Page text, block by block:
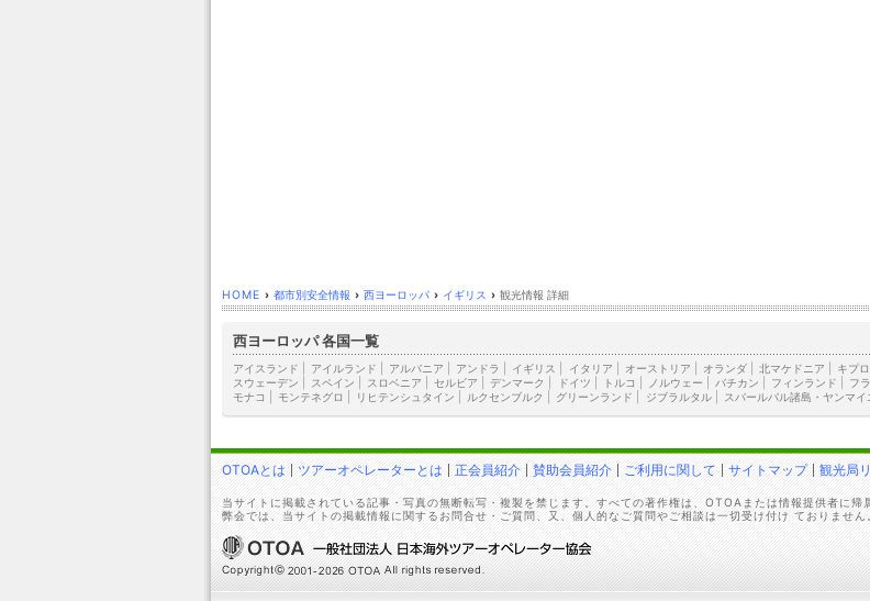
HOME › 都市別安全情報 › 西ヨーロッパ › イギリス › 観光情報 詳細
西ヨーロッパ 各国一覧
アイスランド アイルランド アルバニア アンドラ イギリス イタリア オーストリア オランダ| 北マケドニア キプ
スウェーデン
スペイン スロベニア セルビア デンマーク ドイツ トルコ ノルウェー バチカン フィンランド フ
モナコ
モンテネグロ リヒテンシュタイン ルクセンブルク グリーンランド ジブラルタル| スバールバル諸島・ヤンマイ
OTOAとは ツアーオペレーターとは 正会員紹介 賛助会員紹介 ご利用に関して サイトマップ 観光局
当サイトに掲載されている記事・写真の無断転写・複製を禁じます。すべての著作権は、OTOAまたは情報提供者に帰
弊会では、当サイトの掲載情報に関するお問合せ・ご質問、又、個人的なご質問やご相談は一切受け付け ておりません